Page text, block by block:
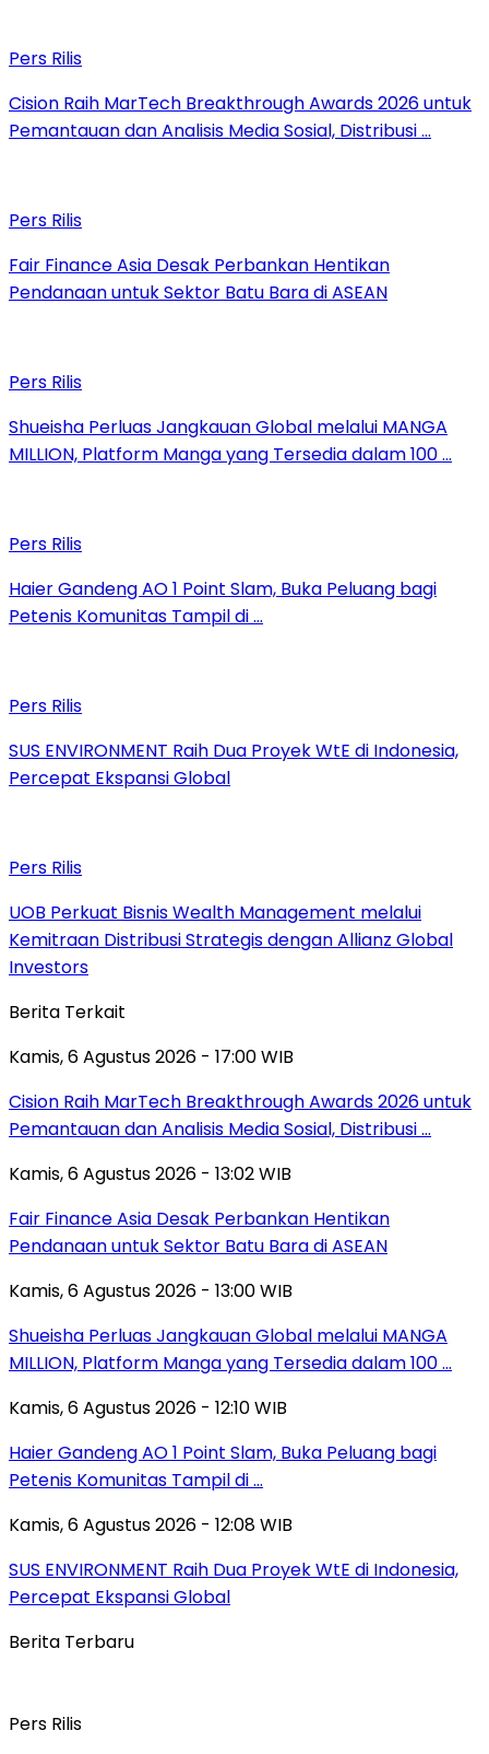
Pers Rilis
Cision Raih MarTech Breakthrough Awards 2026 untuk
Pemantauan dan Analisis Media Sosial, Distribusi …
Pers Rilis
Fair Finance Asia Desak Perbankan Hentikan
Pendanaan untuk Sektor Batu Bara di ASEAN
Pers Rilis
Shueisha Perluas Jangkauan Global melalui MANGA
MILLION, Platform Manga yang Tersedia dalam 100 …
Pers Rilis
Haier Gandeng AO 1 Point Slam, Buka Peluang bagi
Petenis Komunitas Tampil di …
Pers Rilis
SUS ENVIRONMENT Raih Dua Proyek WtE di Indonesia,
Percepat Ekspansi Global
Pers Rilis
UOB Perkuat Bisnis Wealth Management melalui
Kemitraan Distribusi Strategis dengan Allianz Global
Investors
Berita Terkait
Kamis, 6 Agustus 2026 - 17:00 WIB
Cision Raih MarTech Breakthrough Awards 2026 untuk
Pemantauan dan Analisis Media Sosial, Distribusi …
Kamis, 6 Agustus 2026 - 13:02 WIB
Fair Finance Asia Desak Perbankan Hentikan
Pendanaan untuk Sektor Batu Bara di ASEAN
Kamis, 6 Agustus 2026 - 13:00 WIB
Shueisha Perluas Jangkauan Global melalui MANGA
MILLION, Platform Manga yang Tersedia dalam 100 …
Kamis, 6 Agustus 2026 - 12:10 WIB
Haier Gandeng AO 1 Point Slam, Buka Peluang bagi
Petenis Komunitas Tampil di …
Kamis, 6 Agustus 2026 - 12:08 WIB
SUS ENVIRONMENT Raih Dua Proyek WtE di Indonesia,
Percepat Ekspansi Global
Berita Terbaru
Pers Rilis